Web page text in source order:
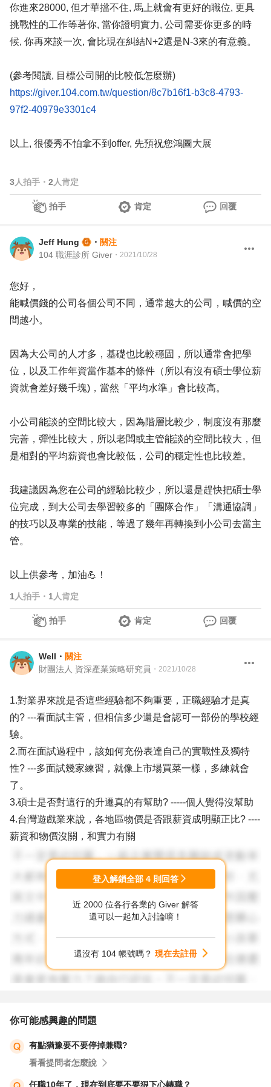
你進來28000, 但才華擋不住, 馬上就會有更好的職位, 更具
挑戰性的工作等著你, 當你證明實力, 公司需要你更多的時
候, 你再來談一次, 會比現在糾結N+2還是N-3來的有意義。
(參考閱讀, 目標公司開的比較低怎麼辦)
https://giver.104.com.tw/question/8c7b16f1-b3c8-4793-
97f2-40979e3301c4
以上, 很優秀不怕拿不到offer, 先預祝您鴻圖大展
3人拍手 ・ 2 人肯定
拍手 肯定 回覆
Jeff Hung ・ 關注
104 職涯診所 Giver ・ 2021/10/28
您好，
能喊價錢的公司各個公司不同，通常越大的公司，喊價的空
間越小。
因為大公司的人才多，基礎也比較穩固，所以通常會把學
位，以及工作年資當作基本的條件（所以有沒有碩士學位薪
資就會差好幾千塊)，當然「平均水準」會比較高。
小公司能談的空間比較大，因為階層比較少，制度沒有那麼
完善，彈性比較大，所以老闆或主管能談的空間比較大，但
是相對的平均薪資也會比較低，公司的穩定性也比較差。
我建議因為您在公司的經驗比較少，所以還是趕快把碩士學
位完成，到大公司去學習較多的「團隊合作」「溝通協調」
的技巧以及專業的技能，等過了幾年再轉換到小公司去當主
管。
以上供參考，加油💪！
1 人拍手 ・ 1 人肯定
拍手 肯定 回覆
Well ・ 關注
財團法人 資深產業策略研究員 ・ 2021/10/28
1.對業界來說是否這些經驗都不夠重要，正職經驗才是真
的? ---看面試主管，但相信多少還是會認可一部份的學校經
驗。
2.而在面試過程中，該如何充份表達自己的實戰性及獨特
性? ---多面試幾家練習，就像上市場買菜一樣，多練就會
了。
3.碩士是否對這行的升遷真的有幫助? -----個人覺得沒幫助
4.台灣遊戲業來說，各地區物價是否跟薪資成明顯正比? ----
薪資和物價沒關，和實力有關
登入解鎖全部 4 則回答
近 2000 位各行各業的 Giver 解答
還可以一起加入討論唷！
還沒有 104 帳號嗎？ 現在去註冊
你可能感興趣的問題
有點猶豫要不要停掉兼職?
看看提問者怎麼說
任職10年了，現在到底要不要狠下心轉職？